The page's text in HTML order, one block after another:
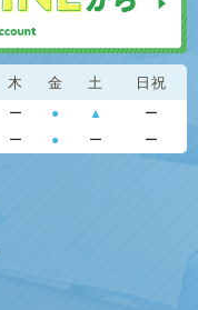
木 金 土 日祝
ー ● ▲ ー
ー ● ー ー